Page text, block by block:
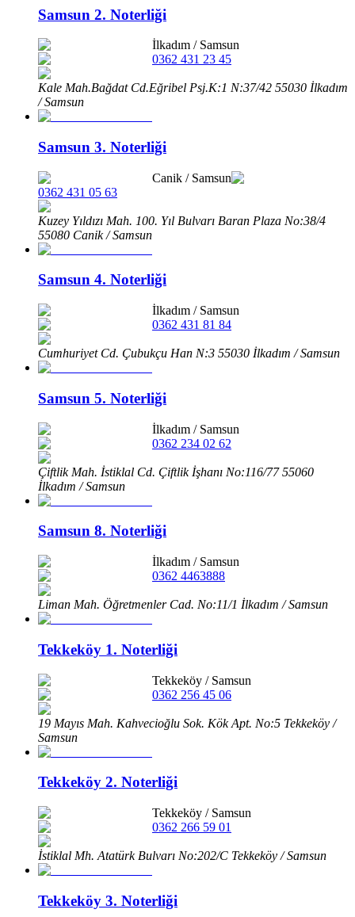
Samsun 2. Noterliği
İlkadım / Samsun
0362 431 23 45
Kale Mah.Bağdat Cd.Eğribel Psj.K:1 N:37/42 55030 İlkadım
/ Samsun
Samsun 3. Noterliği
Canik / Samsun
0362 431 05 63
Kuzey Yıldızı Mah. 100. Yıl Bulvarı Baran Plaza No:38/4
55080 Canik / Samsun
Samsun 4. Noterliği
İlkadım / Samsun
0362 431 81 84
Cumhuriyet Cd. Çubukçu Han N:3 55030 İlkadım / Samsun
Samsun 5. Noterliği
İlkadım / Samsun
0362 234 02 62
Çiftlik Mah. İstiklal Cd. Çiftlik İşhanı No:116/77 55060
İlkadım / Samsun
Samsun 8. Noterliği
İlkadım / Samsun
0362 4463888
Liman Mah. Öğretmenler Cad. No:11/1 İlkadım / Samsun
Tekkeköy 1. Noterliği
Tekkeköy / Samsun
0362 256 45 06
19 Mayıs Mah. Kahvecioğlu Sok. Kök Apt. No:5 Tekkeköy /
Samsun
Tekkeköy 2. Noterliği
Tekkeköy / Samsun
0362 266 59 01
İstiklal Mh. Atatürk Bulvarı No:202/C Tekkeköy / Samsun
Tekkeköy 3. Noterliği